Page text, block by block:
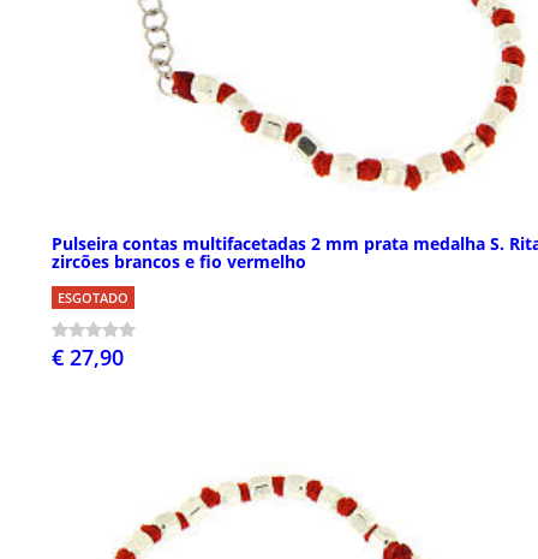
Pulseira contas multifacetadas 2 mm prata medalha S.
zircões brancos e fio vermelho
ESGOTADO
€ 27,90